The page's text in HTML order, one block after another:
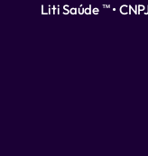
Liti Saúde ™ •